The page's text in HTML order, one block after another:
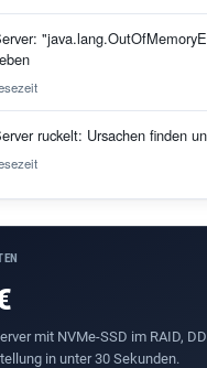
ruckelt: Ursachen finden
mit NVMe-SSD im RAID,
in unter 30 Sekunden.